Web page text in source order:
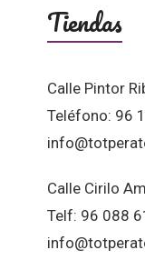
Tiendas
Calle Pintor
Teléfono: 96
Calle Cirilo
Telf: 96 088